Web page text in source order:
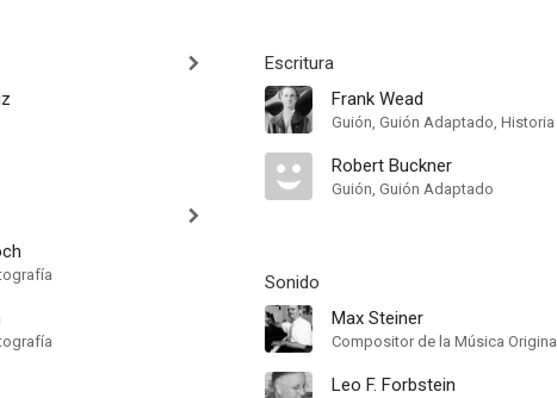
Escritura
Frank Wead
Guión, Guión Adaptado, Historia
Robert Buckner
Guión, Guión Adaptado
Sonido
Max Steiner
Compositor de la Música Original
Leo F. Forbstein